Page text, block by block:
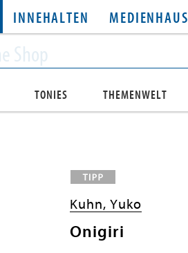
INNEHALTEN MEDIENHAUS
TONIES THEMENWELT
Kuhn, Yuko
Onigiri